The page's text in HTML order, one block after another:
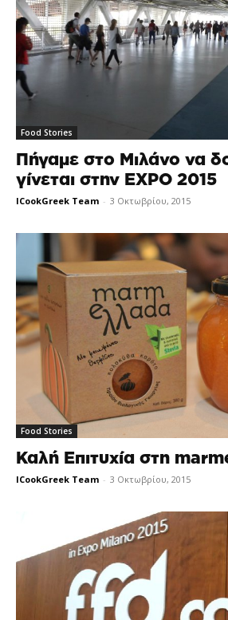
Food Stories
Πήγαμε στο Μιλάνο να
γίνεται στην EXPO 2015
ICookGreek Team - 3 Οκτωβρίου, 2015
Food Stories
Καλή Επιτυχία στη
ICookGreek Team - 3 Οκτωβρίου, 2015